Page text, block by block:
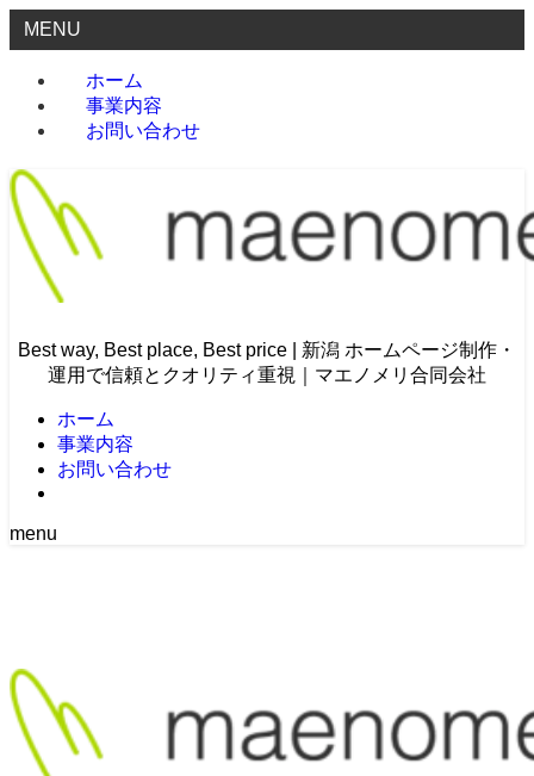
MENU
ホーム
事業内容
お問い合わせ
Best way, Best place, Best price | 新潟 ホームページ制作・
運用で信頼とクオリティ重視｜マエノメリ合同会社
ホーム
事業内容
お問い合わせ
menu